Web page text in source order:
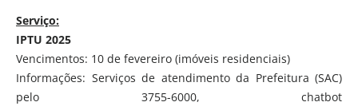
Serviço:
IPTU 2025
Vencimentos: 10 de fevereiro (imóveis residenciais)
Informações: Serviços de atendimento da Prefeitura (SAC)
pelo 3755-6000, chatbot